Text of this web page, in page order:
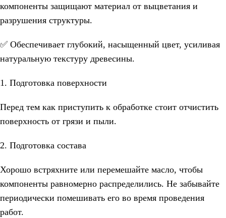
компоненты защищают материал от выцветания и
разрушения структуры.
✅ Обеспечивает глубокий, насыщенный цвет, усиливая
натуральную текстуру древесины.
1. Подготовка поверхности
Перед тем как приступить к обработке стоит отчистить
поверхность от грязи и пыли.
2. Подготовка состава
Хорошо встряхните или перемешайте масло, чтобы
компоненты равномерно распределились. Не забывайте
периодически помешивать его во время проведения
работ.